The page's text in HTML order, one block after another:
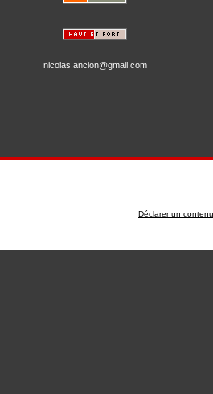
nicolas.ancion@gmail.com
Déclarer un